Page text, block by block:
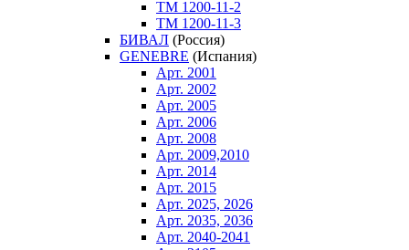
ТM 1200-11-2
ТM 1200-11-3
БИВАЛ (Россия)
GENEBRE (Испания)
Арт. 2001
Арт. 2002
Арт. 2005
Арт. 2006
Арт. 2008
Арт. 2009,2010
Арт. 2014
Арт. 2015
Арт. 2025, 2026
Арт. 2035, 2036
Арт. 2040-2041